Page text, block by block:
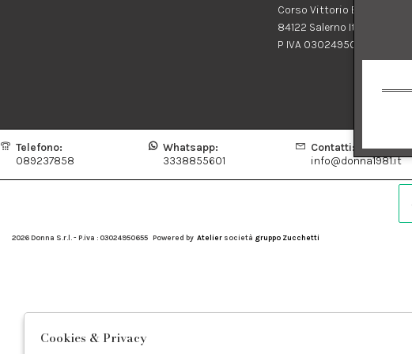
Corso Vittorio Emanuele 182
84122 Salerno Italia
P IVA 03024950655
Telefono:
089237858
Whatsapp:
3338855601
Contatti:
info@donna1981.it
2026 Donna S.r.l. - P.iva : 03024950655 Powered by Atelier società gruppo Zucchetti
Cookies & Privacy